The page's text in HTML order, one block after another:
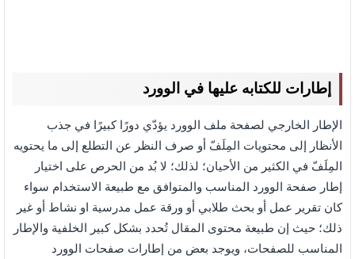
إطارات للكتابه عليها في الوورد
الإطار الخارجي لصفحة ملف الوورد يؤدّي دورًا كبيرًا في جذب
الأنظار إلى محتويات المِلَفّ أو صرف النظر عن التطلع إلى ما يحتويه
المِلَفّ في الكثير من الأحيان؛ لذلك؛ لا بُد من الحرص على اختيار
إطار صفحة الوورد المناسب والمتوافق مع طبيعة الاستخدام سواء
كان تقرير عمل أو بحث طلابي أو ورقة عمل مدرسية او نشاط أو غير
ذلك؛ حيث إن طبيعة محتوى المقال تُحدد بشكل كبير الخلفية والإطار
المناسب للصفحات، ويوجد بعض من إطارات صفحات الوورد